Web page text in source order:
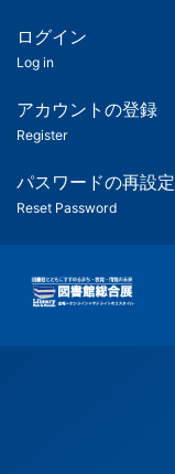
ツ
匿
名
ユ
ー
ー
用
メ
ログイン
Log in
アカウントの登録
Register
パスワードの再設定
Reset Password